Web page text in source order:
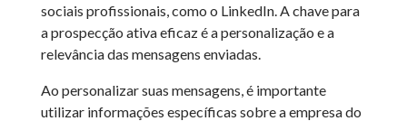
sociais profissionais, como o LinkedIn. A chave para
a prospecção ativa eficaz é a personalização e a
relevância das mensagens enviadas.
Ao personalizar suas mensagens, é importante
utilizar informações específicas sobre a empresa do